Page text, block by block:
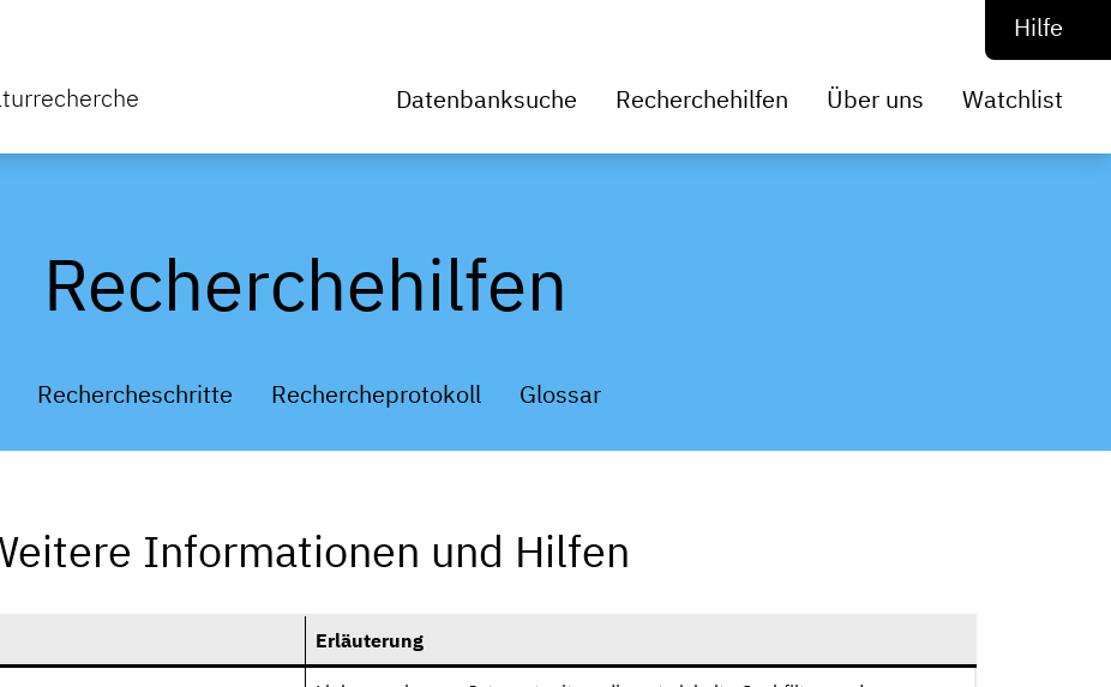
Hilfe
Datenbanksuche Recherchehilfen Über uns Watchlist
Recherchehilfen
Rechercheschritte Rechercheprotokoll Glossar
Informationen und Hilfen
Erläuterung